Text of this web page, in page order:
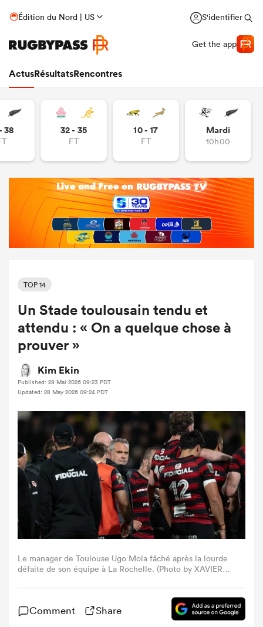
Édition du Nord | US S'identifier
Get the app
ActusRésultatsRencontres
38 32 - 35
FT
10 - 17
FT
Mardi
10h00
TOP 14
Un Stade toulousain tendu et
attendu : « On a quelque chose à
prouver »
Kim Ekin
Published: 28 Mai 2026 09:23 PDT
Updated: 28 May 2026 09:24 PDT
Le manager de Toulouse Ugo Mola fâché après la lourde
défaite de son équipe à La Rochelle. (Photo by XAVIER
Comment Share